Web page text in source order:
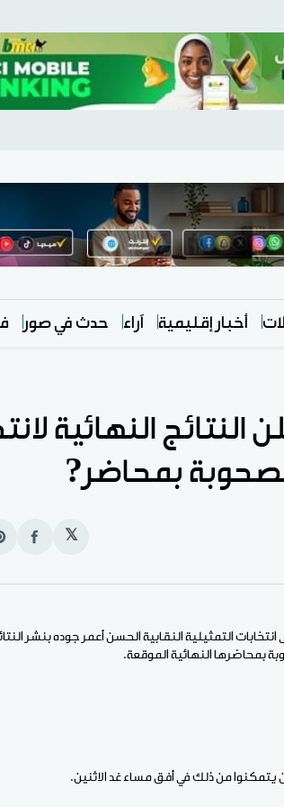
أخبار إقليمية آراء حدث في صور
النهائية
مصحوبة بمحاضر?
𝕏
انشر
التمثيلية النقابية الحسن أعمر جوده بنشر
بمحاضرها النهائية الموقعة.
من ذلك في أفق مساء غد الاثنين.